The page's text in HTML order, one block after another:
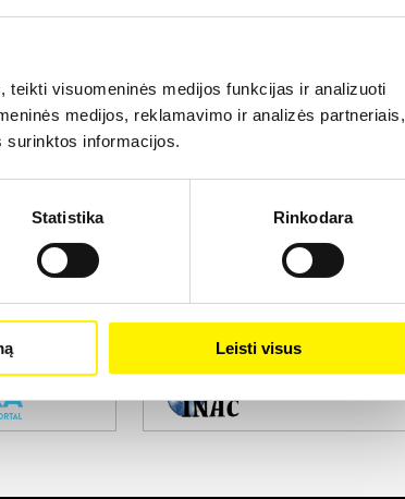
teikti visuomeninės medijos funkcijas ir analizuoti
medijos, reklamavimo ir analizės partneriais,
surinktos informacijos.
Statistika Rinkodara
Leisti visus
Projekto partneris